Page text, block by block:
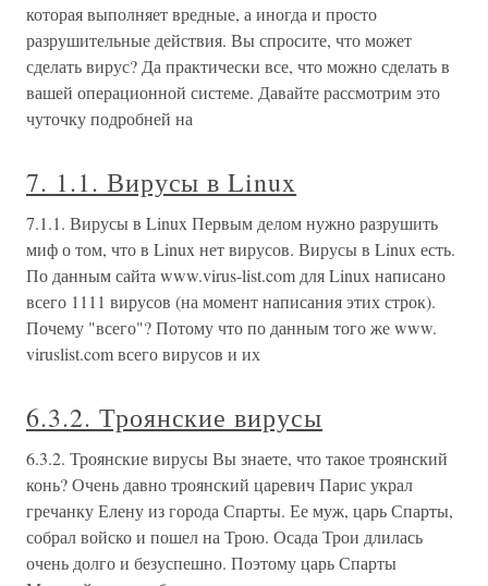
которая выполняет вредные, а иногда и просто
разрушительные действия. Вы спросите, что может
сделать вирус? Да практически все, что можно сделать в
вашей операционной системе. Давайте рассмотрим это
чуточку подробней на
7. 1.1. Вирусы в Linux
7.1.1. Вирусы в Linux Первым делом нужно разрушить
миф о том, что в Linux нет вирусов. Вирусы в Linux есть.
По данным сайта www.virus-list.com для Linux написано
всего 1111 вирусов (на момент написания этих строк).
Почему "всего"? Потому что по данным того же www.
viruslist.com всего вирусов и их
6.3.2. Троянские вирусы
6.3.2. Троянские вирусы Вы знаете, что такое троянский
конь? Очень давно троянский царевич Парис украл
гречанку Елену из города Спарты. Ее муж, царь Спарты,
собрал войско и пошел на Трою. Осада Трои длилась
очень долго и безуспешно. Поэтому царь Спарты